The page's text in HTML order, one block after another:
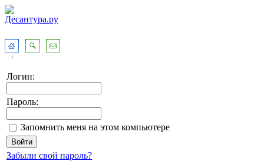
Логин:
Пароль:
Запомнить меня на этом компьютере
Забыли свой пароль?